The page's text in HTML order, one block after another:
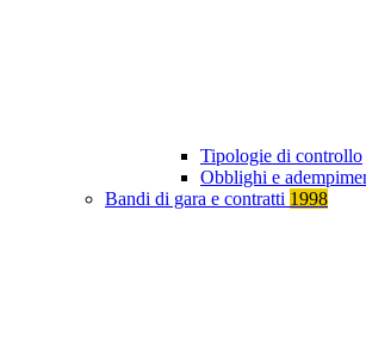
Tipologie di controllo
Obblighi e
Bandi di gara e contratti 1998